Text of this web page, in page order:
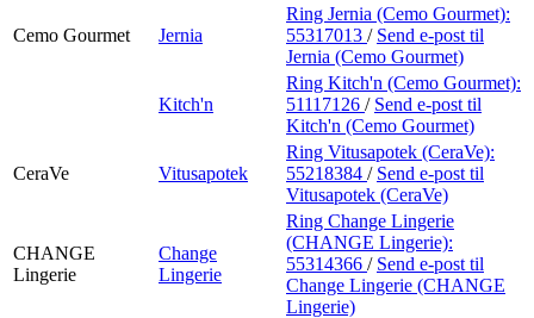
Cemo Gourmet Jernia
Ring Jernia (Cemo Gourmet):
55317013 / Send e-post til
Jernia (Cemo Gourmet)
Kitch'n
Ring Kitch'n (Cemo Gourmet):
51117126 / Send e-post til
Kitch'n (Cemo Gourmet)
CeraVe Vitusapotek
Ring Vitusapotek (CeraVe):
55218384 / Send e-post til
Vitusapotek (CeraVe)
CHANGE
Lingerie
Change
Lingerie
Ring Change Lingerie
(CHANGE Lingerie):
55314366 / Send e-post til
Change Lingerie (CHANGE
Lingerie)